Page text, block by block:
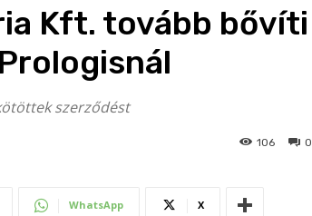
Kft. tovább bővíti
szerződést
0
106
WhatsApp X